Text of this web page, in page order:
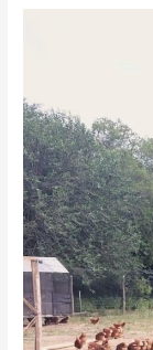
UNA
GRANJA
PIONERA
EN
PRODUCCIÓN
PASTORIL